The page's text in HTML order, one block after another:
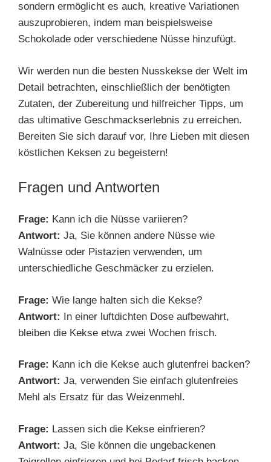
sondern ermöglicht es auch, kreative Variationen
auszuprobieren, indem man beispielsweise
Schokolade oder verschiedene Nüsse hinzufügt.
Wir werden nun die besten Nusskekse der Welt im
Detail betrachten, einschließlich der benötigten
Zutaten, der Zubereitung und hilfreicher Tipps, um
das ultimative Geschmackserlebnis zu erreichen.
Bereiten Sie sich darauf vor, Ihre Lieben mit diesen
köstlichen Keksen zu begeistern!
Fragen und Antworten
Frage: Kann ich die Nüsse variieren?
Antwort: Ja, Sie können andere Nüsse wie
Walnüsse oder Pistazien verwenden, um
unterschiedliche Geschmäcker zu erzielen.
Frage: Wie lange halten sich die Kekse?
Antwort: In einer luftdichten Dose aufbewahrt,
bleiben die Kekse etwa zwei Wochen frisch.
Frage: Kann ich die Kekse auch glutenfrei backen?
Antwort: Ja, verwenden Sie einfach glutenfreies
Mehl als Ersatz für das Weizenmehl.
Frage: Lassen sich die Kekse einfrieren?
Antwort: Ja, Sie können die ungebackenen